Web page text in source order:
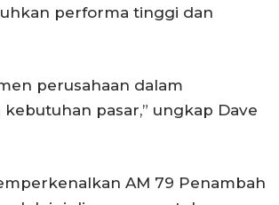
performa tinggi dan
perusahaan dalam
pasar,” ungkap Dave
AM 79 Penambah